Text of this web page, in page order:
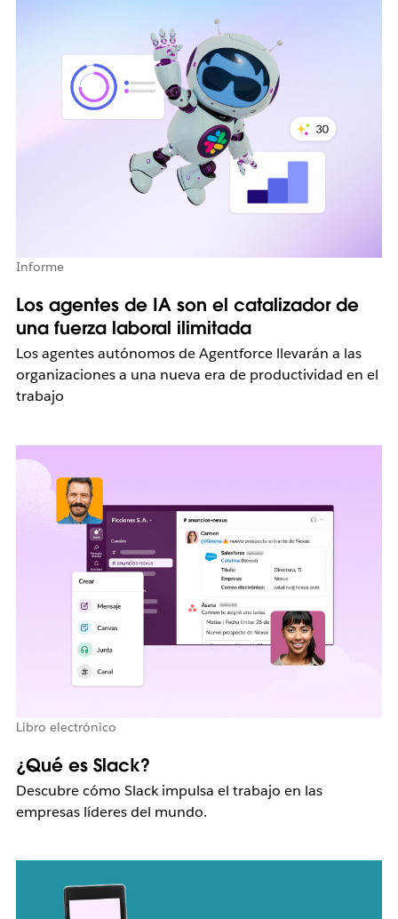
Informe
Los agentes de IA son el catalizador de
una fuerza laboral ilimitada
Los agentes autónomos de Agentforce llevarán a las
organizaciones a una nueva era de productividad en el
trabajo
Libro electrónico
¿Qué es Slack?
Descubre cómo Slack impulsa el trabajo en las
empresas líderes del mundo.